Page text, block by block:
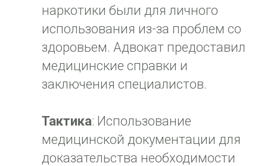
наркотики были для личного
использования из-за проблем со
здоровьем. Адвокат предоставил
медицинские справки и
заключения специалистов.
Тактика: Использование
медицинской документации для
доказательства необходимости